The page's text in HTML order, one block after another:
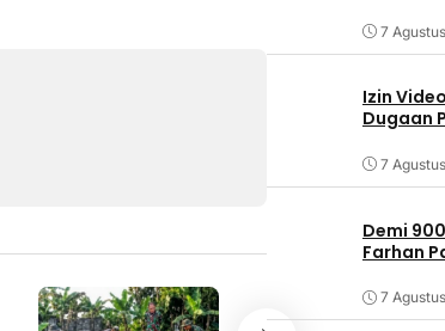
7
Izin
Dugaan
7
Demi
Farhan
7